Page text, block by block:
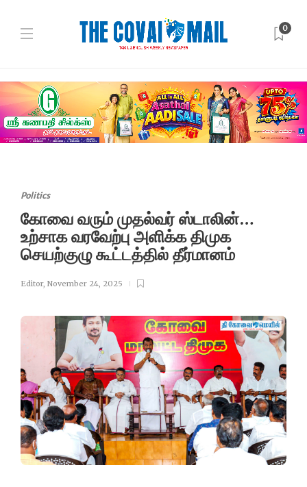
0
Politics
கோவை வரும் முதல்வர் ஸ்டாலின்…
உற்சாக வரவேற்பு அளிக்க திமுக
செயற்குழு கூட்டத்தில் தீர்மானம்
Editor, November 24, 2025